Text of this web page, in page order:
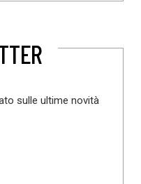
sulle ultime novità